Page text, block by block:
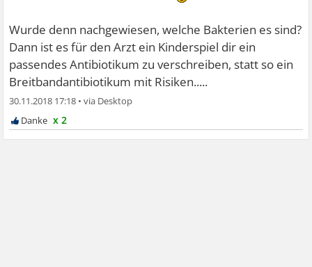
Wurde denn nachgewiesen, welche Bakterien es sind?
Dann ist es für den Arzt ein Kinderspiel dir ein
passendes Antibiotikum zu verschreiben, statt so ein
Breitbandantibiotikum mit Risiken.....
30.11.2018 17:18 •
x 2